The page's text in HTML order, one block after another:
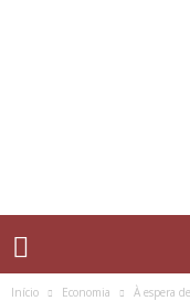
Início Economia À espera